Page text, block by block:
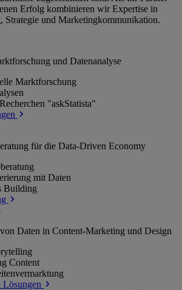
Erfolg kombinieren wir Expertise in
Strategie und Marketingkommunikation.
und Datenanalyse
Marktforschung
"askStatista"
für die Data-Driven Economy
mit Daten
Building
Daten in Content-Marketing und Design
Content